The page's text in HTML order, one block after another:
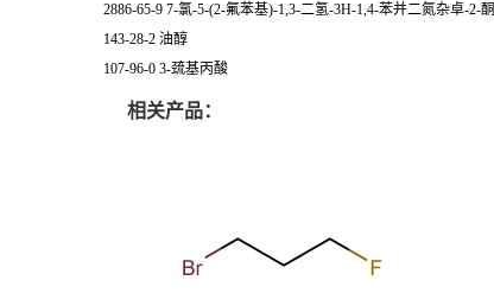
2886-65-9 7-氯-5-(2-氟苯基)-1,3-二氢-3H-1,4-苯并二氮杂卓-2-酮
143-28-2 油醇
107-96-0 3-巯基丙酸
相关产品：